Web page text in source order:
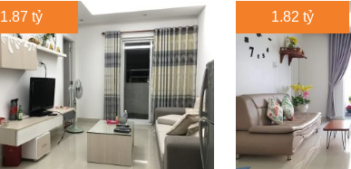
1.87 tỷ 1.82 tỷ